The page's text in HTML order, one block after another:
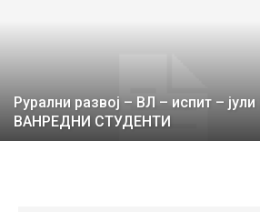
Рурални развој – ВЛ – испит – јули
ВАНРЕДНИ СТУДЕНТИ